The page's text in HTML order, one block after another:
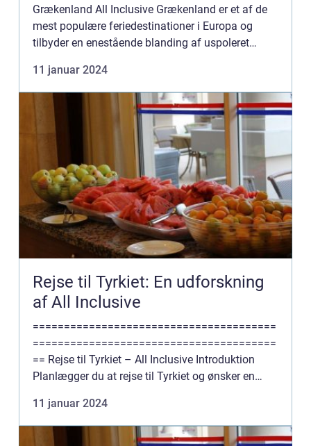
Grækenland All Inclusive Grækenland er et af de
mest populære feriedestinationer i Europa og
tilbyder en enestående blanding af uspoleret
spændende aktivi...
11 januar 2024
Rejse til Tyrkiet: En udforskning
af All Inclusive
=======================================
=======================================
== Rejse til Tyrkiet – All Inclusive Introduktion
Planlægger du at rejse til Tyrkiet og ønsker en
Tyrkiet A...
11 januar 2024